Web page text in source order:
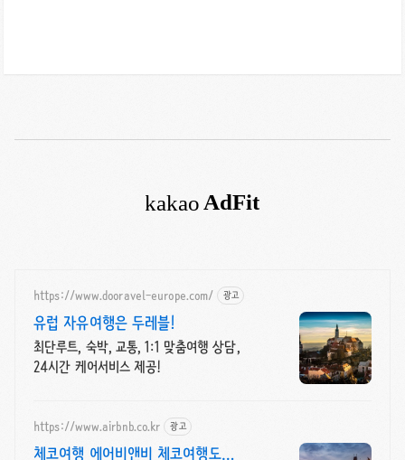
https://www.dooravel-europe.com/ 광고
유럽 자유여행은 두레블!
최단루트, 숙박, 교통, 1:1 맞춤여행 상담,
24시간 케어서비스 제공!
https://www.airbnb.co.kr 광고
체코여행 에어비앤비 체코여행도